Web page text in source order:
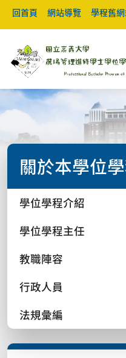
回首頁 網站導覽 學程舊
關於本學位
學位學程介紹
學位學程主任
教職陣容
行政人員
法規彙編